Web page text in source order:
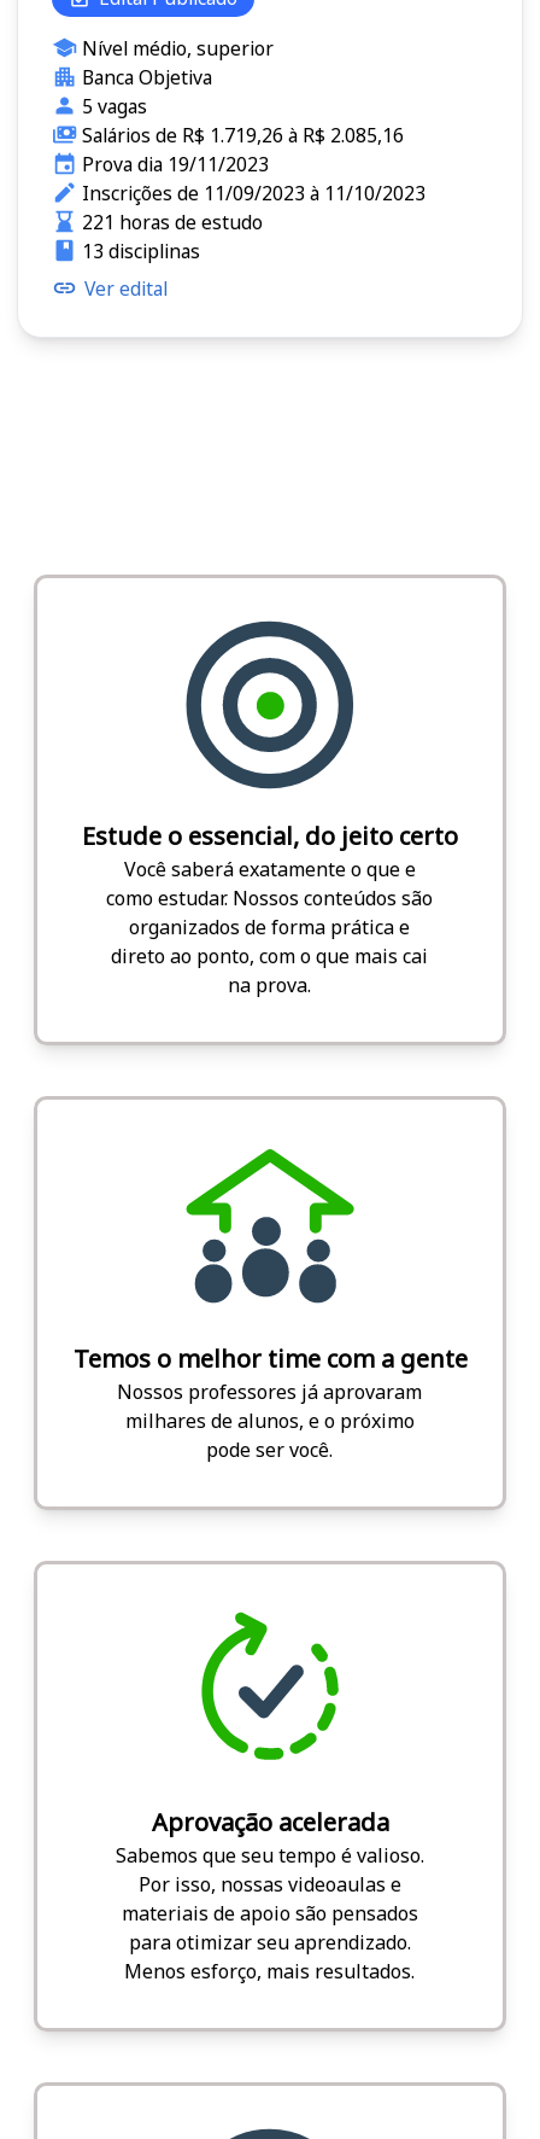
Nível médio, superior
Banca Objetiva
5 vagas
Salários de R$ 1.719,26 à R$ 2.085,16
Prova dia 19/11/2023
Inscrições de 11/09/2023 à 11/10/2023
221 horas de estudo
13 disciplinas
Ver edital
Estude o essencial, do jeito certo
Você saberá exatamente o que e
como estudar. Nossos conteúdos são
organizados de forma prática e
direto ao ponto, com o que mais cai
na prova.
Temos o melhor time com a gente
Nossos professores já aprovaram
milhares de alunos, e o próximo
pode ser você.
Aprovação acelerada
Sabemos que seu tempo é valioso.
Por isso, nossas videoaulas e
materiais de apoio são pensados
para otimizar seu aprendizado.
Menos esforço, mais resultados.